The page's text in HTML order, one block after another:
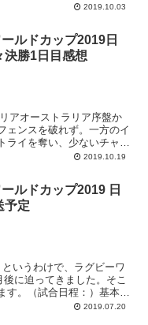
2019.10.03
ルドカップ2019日
決勝1日目感想
アオーストラリア序盤か
ェンスを破れず。一方のイ
イを奪い、少ないチャン
2019.10.19
ルドカップ2019 日
予定
いうわけで、ラグビーワ
に迫ってきました。そこ
す。（試合日程：）基本的
2019.07.20